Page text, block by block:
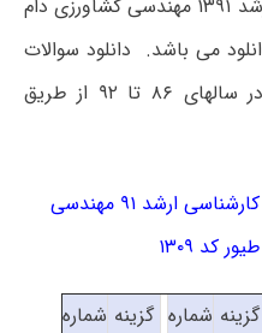
سوالات تست آزمون کارشناسی ارشد ۱۳۹۱ مهندسی کشاورزی دام
می باشد. دانلود سوالات
کارشناسی ارشد کلیه رشته ها در سالهای ۸۶ تا ۹۲ از طریق
دریافت رایگان سوالات آزمون کارشناسی ارشد ۹۱ مهندسی
کد ۱۳۰۹
گزینه شماره گزینه شماره